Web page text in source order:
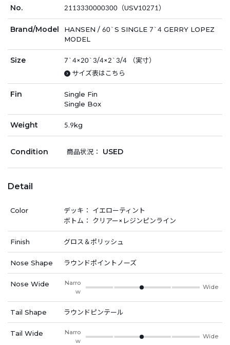
No. 2113330000300（USV10271）
Brand/Model
HANSEN / 60`S SINGLE 7`4 GERRY LOPEZ
MODEL
Size
7`4×20`3/4×2`3/4 （実寸）
サイズ表はこちら
Fin
Single Fin
Single Box
Weight 5.9kg
Condition 商品状況： USED
Detail
Color
デッキ： イエローティント
ボトム： クリアー×レジンピンライン
Finish グロス＆ポリッシュ
Nose Shape ラウンドポイントノーズ
Nose Wide
Narro
w
Wide
Tail Shape ラウンドピンテール
Tail Wide
Narro
w
Wide